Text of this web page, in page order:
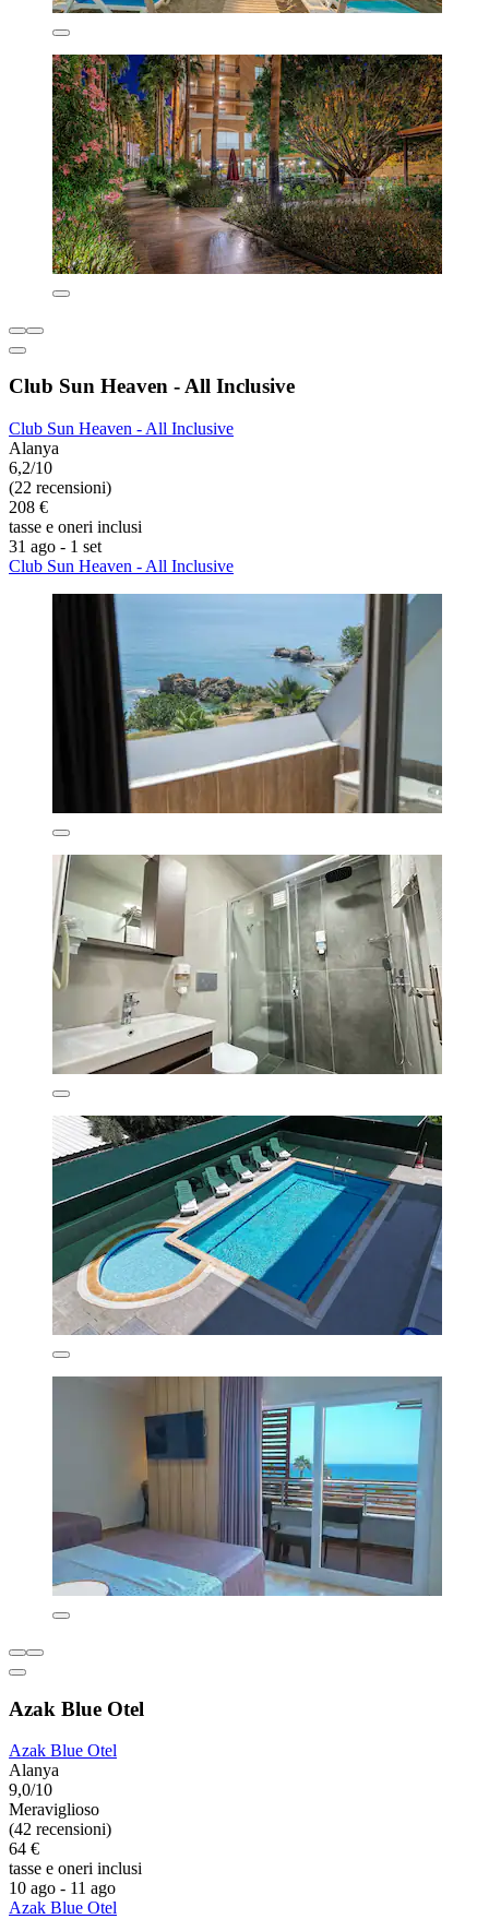
Club Sun Heaven - All Inclusive
Club Sun Heaven - All Inclusive
Alanya
6,2/10
(22 recensioni)
208 €
tasse e oneri inclusi
31 ago - 1 set
Club Sun Heaven - All Inclusive
Azak Blue Otel
Azak Blue Otel
Alanya
9,0/10
Meraviglioso
(42 recensioni)
64 €
tasse e oneri inclusi
10 ago - 11 ago
Azak Blue Otel